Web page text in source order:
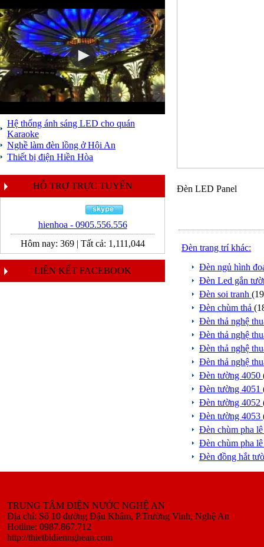
Hệ thống ánh sáng LED cho quán
Karaoke
Nghề làm đèn lồng ở Hội An
Thiết bị điện Hiền Hòa
HỖ TRỢ TRỰC TUYẾN
hienhoa - 0905.556.556
Hôm nay: 369| Tất cả: 1,111,044
LIÊN KẾT FACEBOOK
Đèn LED Panel
Đèn trang trí khác:
Đèn ngủ hình
Đèn Led gắn
Đèn soi tranh
Đèn chùm thả
Đèn thả nghệ
Đèn thả nghệ
Đèn thả nghệ
Đèn thả nghệ
Đèn tường 4050
Đèn tường 4051
Đèn tường 4052
Đèn tường 4053
Đèn chùm pha
Đèn chùm pha
Đèn đồng hắt
TRUNG TÂM ĐIỆN NƯỚC NGHỆ AN
Địa chỉ: Số 10 đường Đậu Khâm, P.Trường Vinh, Nghệ An
Hotline: 0987.867.712
http://thietbidiennghean.com